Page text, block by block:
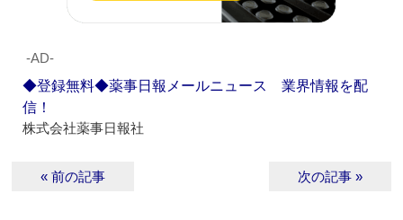
‐AD‐
◆登録無料◆薬事日報メールニュース 業界情報を配
信！
株式会社薬事日報社
« 前の記事 次の記事 »